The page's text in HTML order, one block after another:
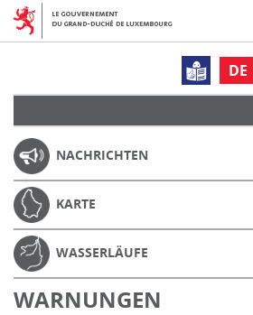
DE
NACHRICHTEN
KARTE
WASSERLÄUFE
WARNUNGEN